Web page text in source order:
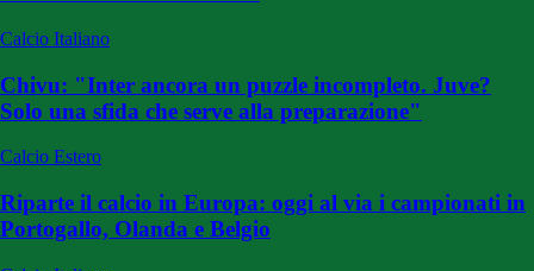
Calcio Italiano
Chivu: "Inter ancora un puzzle incompleto. Juve?
Solo una sfida che serve alla preparazione"
Calcio Estero
Riparte il calcio in Europa: oggi al via i campionati in
Portogallo, Olanda e Belgio